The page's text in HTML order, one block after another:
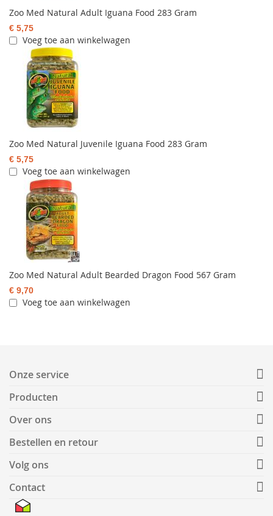
Zoo Med Natural Adult Iguana Food 283 Gram
€ 5,75
Voeg toe aan winkelwagen
Zoo Med Natural Juvenile Iguana Food 283 Gram
€ 5,75
Voeg toe aan winkelwagen
Zoo Med Natural Adult Bearded Dragon Food 567 Gram
€ 9,70
Voeg toe aan winkelwagen
Onze service
Producten
Over ons
Bestellen en retour
Volg ons
Contact